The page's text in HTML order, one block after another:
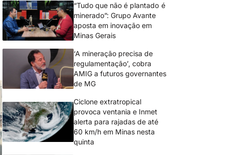
“Tudo que não é plantado é
minerado”: Grupo Avante
aposta em inovação em
Minas Gerais
‘A mineração precisa de
regulamentação’, cobra
AMIG a futuros governantes
de MG
Ciclone extratropical
provoca ventania e Inmet
alerta para rajadas de até
60 km/h em Minas nesta
quinta